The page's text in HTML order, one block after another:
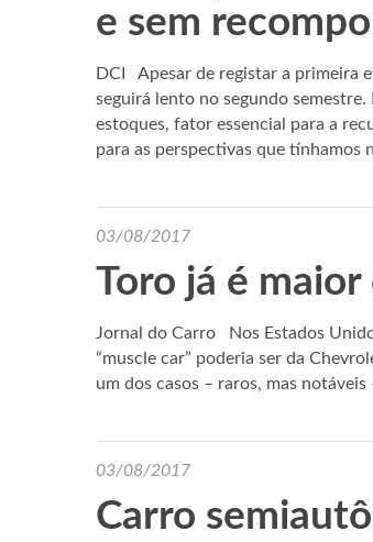
e sem
DCI Apesar de registar a primeira
seguirá lento no segundo
estoques, fator essencial para a
para as perspectivas que tínhamos
03/08/2017
Toro já é
Jornal do Carro Nos Estados
“muscle car” poderia ser da
um dos casos – raros, mas
03/08/2017
Carro